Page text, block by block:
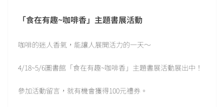
「食在有趣~咖啡香」主題書展活動
咖啡的迷人香氣，能讓人展開活力的一天～
4/18~5/6圖書館「食在有趣~咖啡香」主題書展活動展出中！
參加活動留言，就有機會獲得100元禮券。